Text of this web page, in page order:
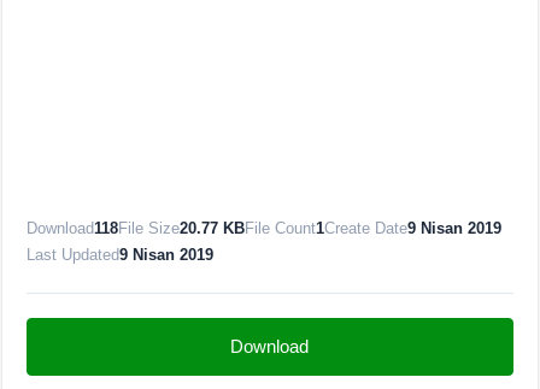
Download118File Size20.77 KBFile Count1Create Date9 Nisan 2019
Last Updated9 Nisan 2019
Download